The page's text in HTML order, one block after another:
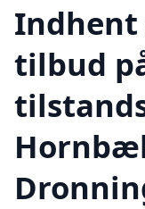
tilbud